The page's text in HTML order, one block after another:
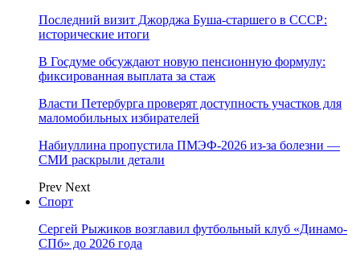
Последний визит Джорджа Буша-старшего в СССР:
исторические итоги
В Госдуме обсуждают новую пенсионную формулу:
фиксированная выплата за стаж
Власти Петербурга проверят доступность участков для
маломобильных избирателей
Набиуллина пропустила ПМЭФ-2026 из-за болезни —
СМИ раскрыли детали
Prev Next
Спорт
Сергей Рыжиков возглавил футбольный клуб «Динамо-
СПб» до 2026 года